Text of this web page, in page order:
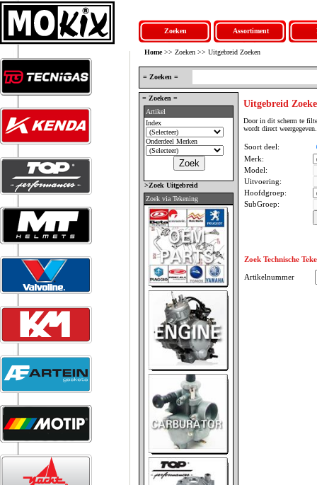
Zoeken Assortiment
Home>> Zoeken >> Uitgebreid Zoeken
= Zoeken =
= Zoeken =
Artikel
Index
Onderdeel Merken
>Zoek Uitgebreid
Zoek via Tekening
Uitgebreid
Door in dit scherm te
wordt direct weergegeven.
Soort deel:
Merk:
Model:
Uitvoering:
Hoofdgroep:
SubGroep:
Zoek Technische
Artikelnummer